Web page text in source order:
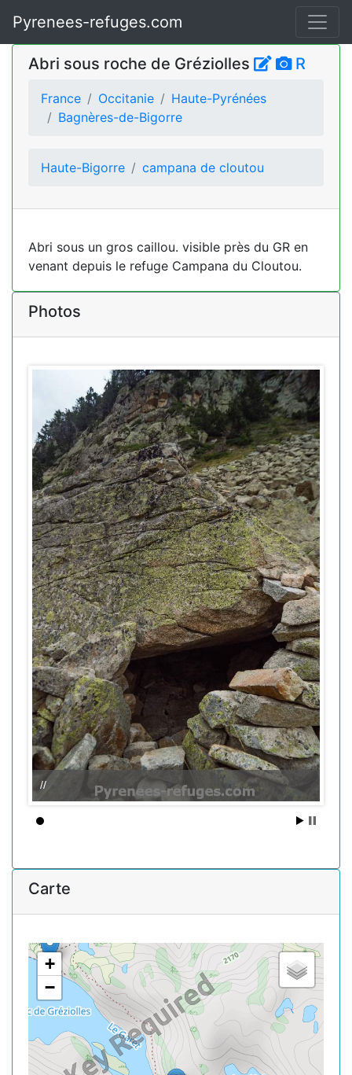
Pyrenees-refuges.com
Abri sous roche de Gréziolles R
France Occitanie
Haute-Pyrénées
Bagnères-de-Bigorre
Haute-Bigorre campana de cloutou
Abri sous un gros caillou. visible près du GR en
venant depuis le refuge Campana du Cloutou.
Photos
//
Carte
+
−